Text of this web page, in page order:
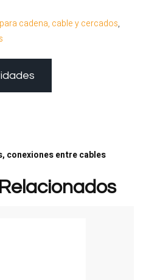
cadena, cable y cercados,
conexiones entre cables